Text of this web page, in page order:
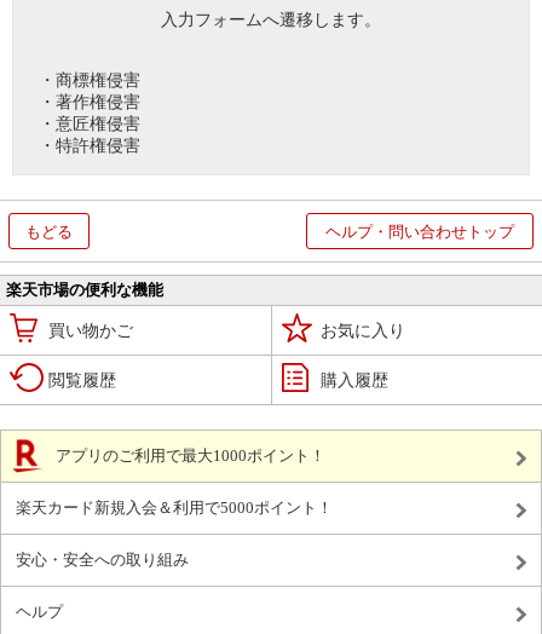
入力フォームへ遷移します。
・商標権侵害
・著作権侵害
・意匠権侵害
・特許権侵害
もどる ヘルプ・問い合わせトップ
楽天市場の便利な機能
買い物かご お気に入り
閲覧履歴 購入履歴
アプリのご利用で最大1000ポイント！
楽天カード新規入会＆利用で5000ポイント！
安心・安全への取り組み
ヘルプ